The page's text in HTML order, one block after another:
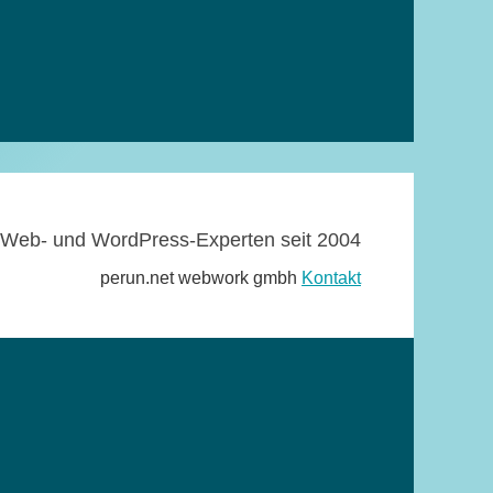
Web- und WordPress-Experten seit 2004
perun.net webwork gmbh Kontakt